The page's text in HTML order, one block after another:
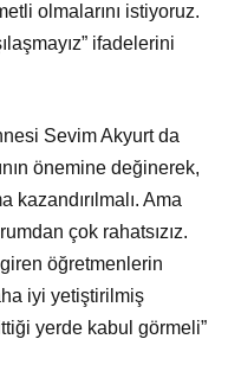
olmalarını istiyoruz.
ifadelerini
Sevim Akyurt da
önemine değinerek,
kazandırılmalı. Ama
çok rahatsızız.
öğretmenlerin
iyi yetiştirilmiş
yerde kabul görmeli”